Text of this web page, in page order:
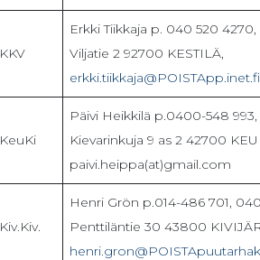
KKV
Erkki Tiikkaja p. 040 520 4270,
Viljatie 2 92700 KESTILÄ,
erkki.tiikkaja@POISTApp.inet.fi
KeuKi
Päivi Heikkilä p.0400-548 993,
Kievarinkuja 9 as 2 42700
paivi.heippa(at)gmail.com
Kiv.Kiv.
Henri Grön p.014-486 701,
Penttiläntie 30 43800